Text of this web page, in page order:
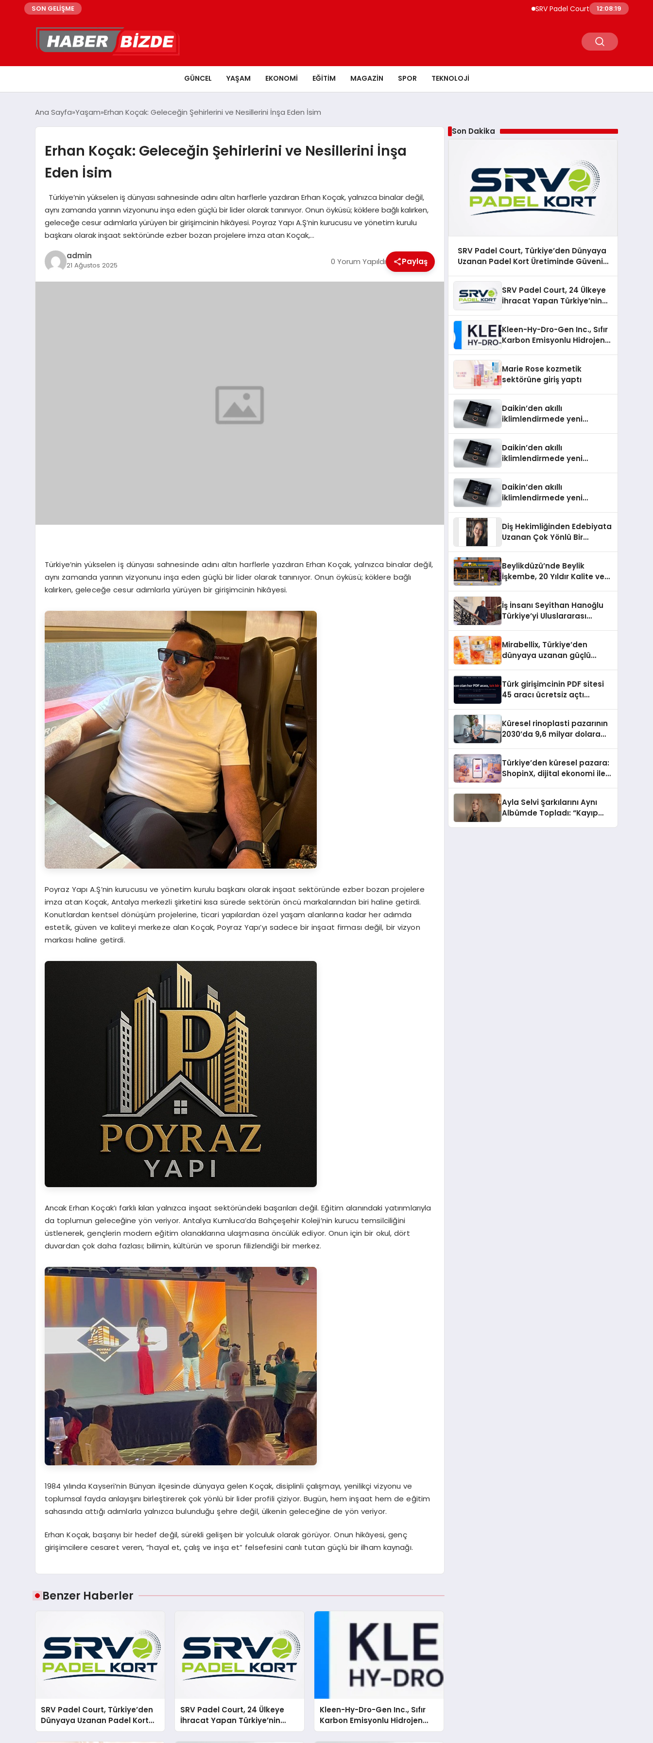
SON GELİŞME SRV Padel Court, Türkiye’den Dünyaya
12:08:20
GÜNCEL YAŞAM EKONOMI EĞITIM MAGAZIN SPOR TEKNOLOJI
Ana Sayfa Yaşam Erhan Koçak: Geleceğin Şehirlerini ve Nesillerini İnşa Eden İsim
Erhan Koçak: Geleceğin Şehirlerini ve Nesillerini İnşa
Eden İsim
Türkiye’nin yükselen iş dünyası sahnesinde adını altın harflerle yazdıran Erhan Koçak, yalnızca binalar değil,
aynı zamanda yarının vizyonunu inşa eden güçlü bir lider olarak tanınıyor. Onun öyküsü; köklere bağlı kalırken,
geleceğe cesur adımlarla yürüyen bir girişimcinin hikâyesi. Poyraz Yapı A.Ş’nin kurucusu ve yönetim kurulu
başkanı olarak inşaat sektöründe ezber bozan projelere imza atan Koçak,…
admin
21 Ağustos 2025 0 Yorum Yapıldı Paylaş
Türkiye’nin yükselen iş dünyası sahnesinde adını altın harflerle yazdıran Erhan Koçak, yalnızca binalar değil,
aynı zamanda yarının vizyonunu inşa eden güçlü bir lider olarak tanınıyor. Onun öyküsü; köklere bağlı
kalırken, geleceğe cesur adımlarla yürüyen bir girişimcinin hikâyesi.
Poyraz Yapı A.Ş’nin kurucusu ve yönetim kurulu başkanı olarak inşaat sektöründe ezber bozan projelere
imza atan Koçak, Antalya merkezli şirketini kısa sürede sektörün öncü markalarından biri haline getirdi.
Konutlardan kentsel dönüşüm projelerine, ticari yapılardan özel yaşam alanlarına kadar her adımda
estetik, güven ve kaliteyi merkeze alan Koçak, Poyraz Yapı’yı sadece bir inşaat firması değil, bir vizyon
markası haline getirdi.
Ancak Erhan Koçak’ı farklı kılan yalnızca inşaat sektöründeki başarıları değil. Eğitim alanındaki yatırımlarıyla
da toplumun geleceğine yön veriyor. Antalya Kumluca’da Bahçeşehir Koleji’nin kurucu temsilciliğini
üstlenerek, gençlerin modern eğitim olanaklarına ulaşmasına öncülük ediyor. Onun için bir okul, dört
duvardan çok daha fazlası; bilimin, kültürün ve sporun filizlendiği bir merkez.
1984 yılında Kayseri’nin Bünyan ilçesinde dünyaya gelen Koçak, disiplinli çalışmayı, yenilikçi vizyonu ve
toplumsal fayda anlayışını birleştirerek çok yönlü bir lider profili çiziyor. Bugün, hem inşaat hem de eğitim
sahasında attığı adımlarla yalnızca bulunduğu şehre değil, ülkenin geleceğine de yön veriyor.
Erhan Koçak, başarıyı bir hedef değil, sürekli gelişen bir yolculuk olarak görüyor. Onun hikâyesi, genç
girişimcilere cesaret veren, “hayal et, çalış ve inşa et” felsefesini canlı tutan güçlü bir ilham kaynağı.
Benzer Haberler
SRV Padel Court, Türkiye’den
Dünyaya Uzanan Padel Kort
Üretiminde Güvenin Adresi
SRV Padel Court, 24 Ülkeye
İhracat Yapan Türkiye’nin
Padel Kortu Üretim Gücü
Kleen-Hy-Dro-Gen Inc., Sıfır
Karbon Emisyonlu Hidrojen
Isıtma Teknolojisinde ISO ve
Son Dakika
SRV Padel Court, Türkiye’den Dünyaya
Uzanan Padel Kort Üretiminde Güvenin
SRV Padel Court, 24 Ülkeye
İhracat Yapan Türkiye’nin
Kleen-Hy-Dro-Gen Inc., Sıfır
Karbon Emisyonlu Hidrojen
Aldı
Marie Rose kozmetik
sektörüne giriş yaptı
Daikin’den akıllı
iklimlendirmede yeni
Daikin’den akıllı
iklimlendirmede yeni
Daikin’den akıllı
iklimlendirmede yeni
Diş Hekimliğinden Edebiyata
Uzanan Çok Yönlü Bir
Beylikdüzü’nde Beylik
İşkembe, 20 Yıldır Kalite ve
İş İnsanı Seyithan Hanoğlu
Türkiye’yi Uluslararası
Mirabellix, Türkiye’den
dünyaya uzanan güçlü
Türk girişimcinin PDF sitesi
45 aracı ücretsiz açtı
Küresel rinoplasti pazarının
2030’da 9,6 milyar dolara
Türkiye’den küresel pazara:
ShopinX, dijital ekonomi ile
Ayla Selvi Şarkılarını Aynı
Albümde Topladı: “Kayıp